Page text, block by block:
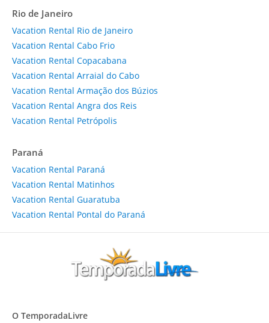
Rio de Janeiro
Vacation Rental Rio de Janeiro
Vacation Rental Cabo Frio
Vacation Rental Copacabana
Vacation Rental Arraial do Cabo
Vacation Rental Armação dos Búzios
Vacation Rental Angra dos Reis
Vacation Rental Petrópolis
Paraná
Vacation Rental Paraná
Vacation Rental Matinhos
Vacation Rental Guaratuba
Vacation Rental Pontal do Paraná
O TemporadaLivre